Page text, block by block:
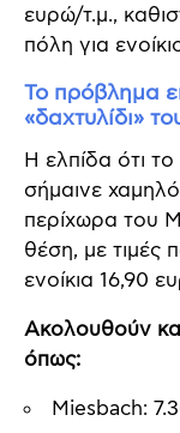
ευρώ/τ.μ.,
πόλη για
Το πρόβλημα
«δαχτυλίδι»
Η ελπίδα ότι
σήμαινε
περίχωρα του
θέση, με τιμές
ενοίκια 16,90
Ακολουθούν
όπως:
Miesbach: